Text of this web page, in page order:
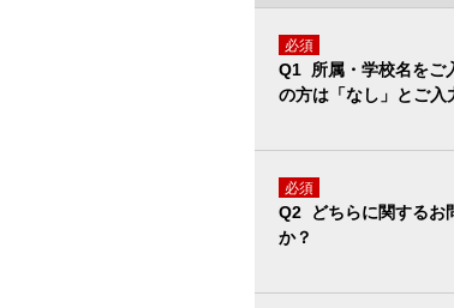
必須
Q1 所属・学校名をご
の方は「なし」とご入
必須
Q2 どちらに関するお
か？